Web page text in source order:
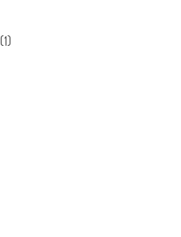
(1)